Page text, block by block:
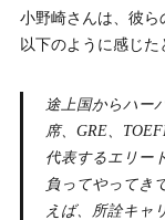
小野崎さんは、彼ら
以下のように感じた
途上国からハー
席、GRE、
代表するエリー
負ってやってき
えば、所詮キャ